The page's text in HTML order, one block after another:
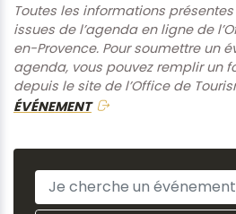
Toutes les informations
issues de l’agenda en ligne de
en-Provence. Pour soumettre un
agenda, vous pouvez remplir un
depuis le site de l’Office de
ÉVÉNEMENT